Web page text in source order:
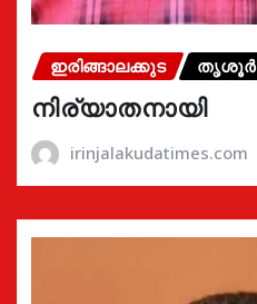
ഇരിങ്ങാലക്കുട തൃശൂർ
നിര്യാതനായി
irinjalakudatimes.com